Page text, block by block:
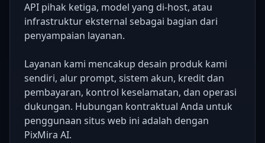
API pihak ketiga, model yang di-host, atau
infrastruktur eksternal sebagai bagian dari
penyampaian layanan.
Layanan kami mencakup desain produk kami
sendiri, alur prompt, sistem akun, kredit dan
pembayaran, kontrol keselamatan, dan operasi
dukungan. Hubungan kontraktual Anda untuk
penggunaan situs web ini adalah dengan
PixMira AI.